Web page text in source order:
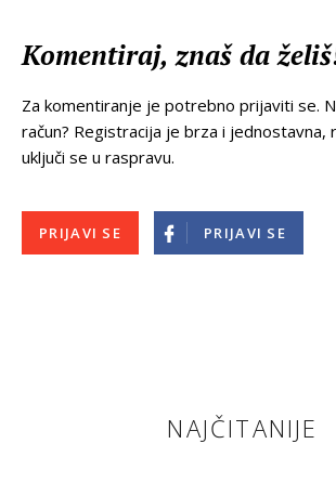
Komentiraj, znaš da
Za komentiranje je potrebno prijaviti se.
račun? Registracija je brza i jednostavna,
uključi se u raspravu.
PRIJAVI SE PRIJAVI SE
NAJČITANIJE